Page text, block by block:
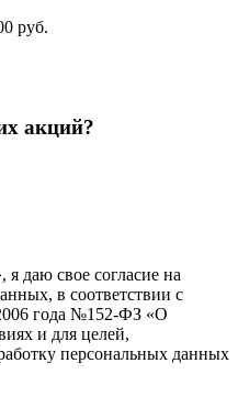
руб.
акций?
даю свое согласие на
в соответствии с
года №152-ФЗ «О
и для целей,
персональных данных